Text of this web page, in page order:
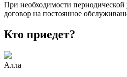
При необходимости периодической
договор на постоянное
Кто приедет?
Алла